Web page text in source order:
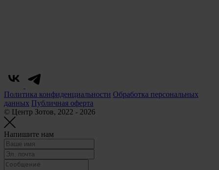
Политика конфиденциальности Обработка персональных
данных Публичная оферта
© Центр Зотов, 2022 - 2026
Напишите нам